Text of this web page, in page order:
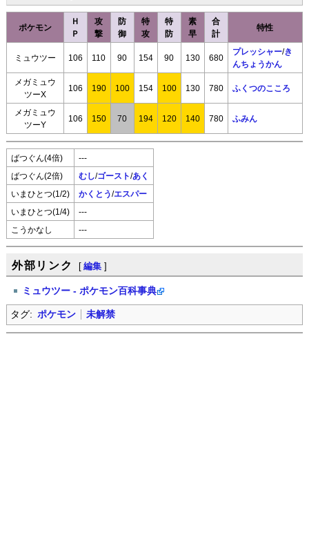
ポケモン
Ｈ
Ｐ
攻
撃
防
御
特
攻
特
防
素
早
合
計
特性
ミュウツー 106 110 90 154 90 130 680
プレッシャー/き
んちょうかん
メガミュウ
ツーX
106 190 100 154 100 130 780 ふくつのこころ
メガミュウ
ツーY
106 150 70 194 120 140 780 ふみん
ばつぐん(4倍) ---
ばつぐん(2倍) むし/ゴースト/あく
いまひとつ(1/2) かくとう/エスパー
いまひとつ(1/4) ---
こうかなし ---
外部リンク [ 編集 ]
ミュウツー - ポケモン百科事典
タグ: ポケモン 未解禁